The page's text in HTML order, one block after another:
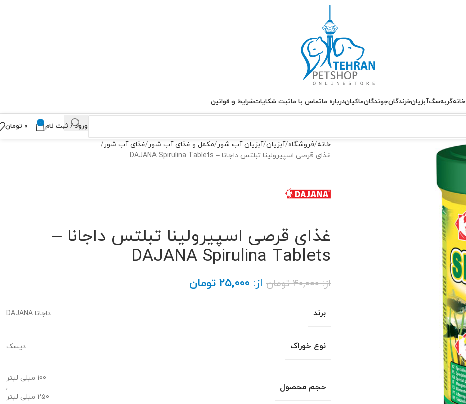
خانهگربهسگآبزیانخزندگانجوندگانماکیاندرباره ماتماس با ماثبت شکایاتشرایط و قوانین
ورود / ثبت نام 0 ۰ تومان
خانه فروشگاه آبزیان آبزیان آب شور مکمل و غذای آب شور غذای آب شور
غذای قرصی اسپیرولینا تبلتس داجانا – DAJANA Spirulina Tablets
غذای قرصی اسپیرولینا تبلتس داجانا –
DAJANA Spirulina Tablets
از:۴۰,۰۰۰ تومان از: ۲۵,۰۰۰ تومان
برند داجانا DAJANA
نوع خوراک دیسک
حجم محصول
100 میلی لیتر
,
250 میلی لیتر